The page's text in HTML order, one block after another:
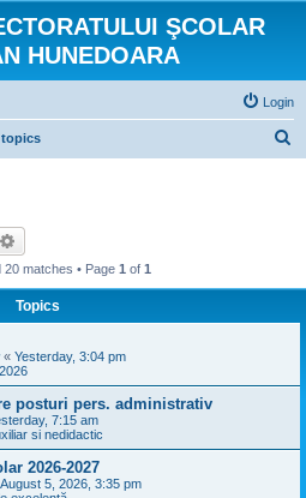
ŞCOLAR
HUNEDOARA
Login
20 matches • Page 1 of 1
Topics
« Yesterday, 3:04 pm
posturi pers. administrativ
7:15 am
si nedidactic
2026-2027
August 5, 2026, 3:35 pm